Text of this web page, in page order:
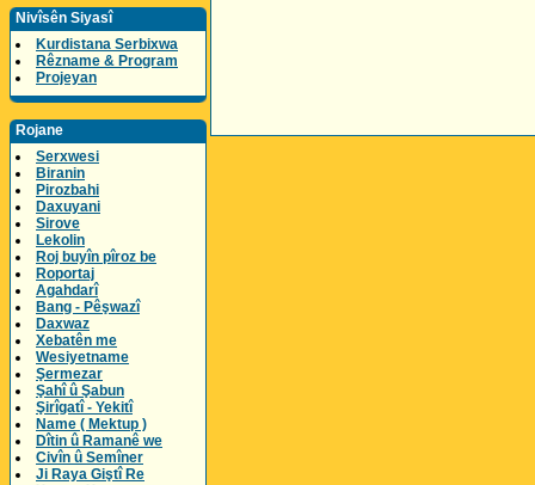
Nivîsên Siyasî
Kurdistana Serbixwa
Rêzname & Program
Projeyan
Rojane
Serxwesi
Biranin
Pirozbahi
Daxuyani
Sirove
Lekolin
Roj buyîn pîroz be
Roportaj
Agahdarî
Bang - Pêşwazî
Daxwaz
Xebatên me
Wesiyetname
Şermezar
Şahî û Şabun
Şirîgatî - Yekitî
Name ( Mektup )
Dîtin û Ramanê we
Civîn û Semîner
Ji Raya Giştî Re